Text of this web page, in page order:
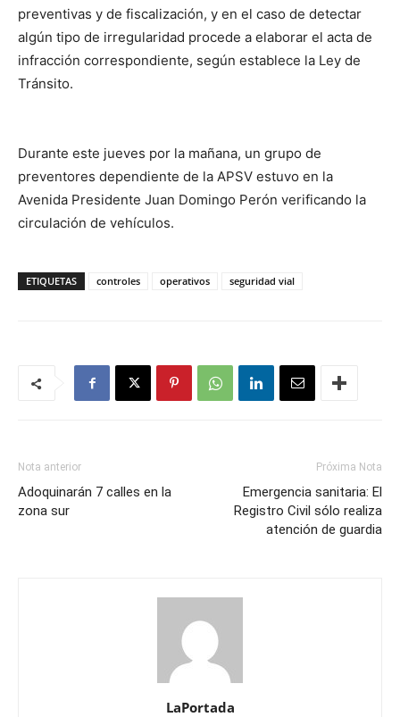
preventivas y de fiscalización, y en el caso de detectar
algún tipo de irregularidad procede a elaborar el acta de
infracción correspondiente, según establece la Ley de
Tránsito.
Durante este jueves por la mañana, un grupo de
preventores dependiente de la APSV estuvo en la
Avenida Presidente Juan Domingo Perón verificando la
circulación de vehículos.
ETIQUETAS controles operativos seguridad vial
Nota anterior
Adoquinarán 7 calles en la
zona sur
Próxima Nota
Emergencia sanitaria: El
Registro Civil sólo realiza
atención de guardia
LaPortada